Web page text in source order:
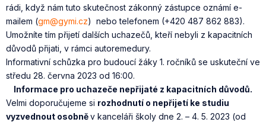
rádi, když nám tuto skutečnost zákonný zástupce oznámí e-
mailem (gm@gymi.cz) nebo telefonem (+420 487 862 883).
Umožníte tím přijetí dalších uchazečů, kteří nebyli z kapacitních
důvodů přijati, v rámci autoremedury.
Informativní schůzka pro budoucí žáky 1. ročníků se uskuteční ve
středu 28. června 2023 od 16:00.
Informace pro uchazeče nepřijaté z kapacitních důvodů.
Velmi doporučujeme si rozhodnutí o nepřijetí ke studiu
vyzvednout osobněv kanceláři školy dne 2. – 4. 5. 2023 (od